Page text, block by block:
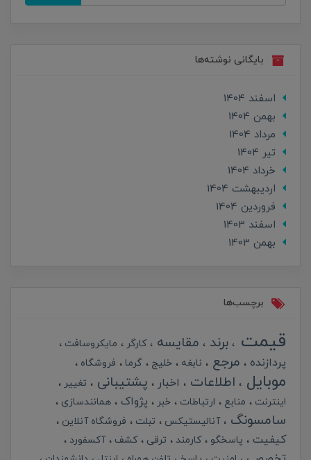
بایگانی نوشته‌ها
اسفند 1404
بهمن 1404
مرداد 1404
تير 1404
خرداد 1404
ارديبهشت 1404
فروردین 1404
اسفند 1403
بهمن 1403
برچسب‌ها
قیمت برند مقایسه کارگر مایکروسافت
پردازنده مرجع نابغه خلیج گرما فروشگاه
موبایل اطلاعات اخبار پشتیبانی
تغییر
اینترنت
منابع ارتباطات خبر پژواک همانندسازی
سامسونگ آنالیستیکس تبلت فروشگاه آنلاین
کیفیت پاسخگو کارمند ترقی کشف آکسفورد